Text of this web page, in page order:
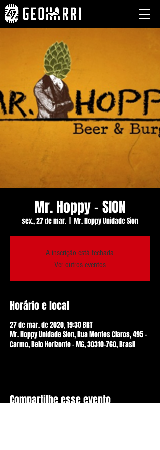
Mr. Hoppy - SION
sex., 27 de mar.
  |
Mr. Hoppy Unidade Sion
A inscrição está fechada
Ver outros eventos
Horário e local
27 de mar. de 2020, 19:30 BRT
Mr. Hoppy Unidade Sion, Rua Montes Claros, 495 -
Carmo, Belo Horizonte - MG, 30310-760, Brasil
Compartilhe esse evento